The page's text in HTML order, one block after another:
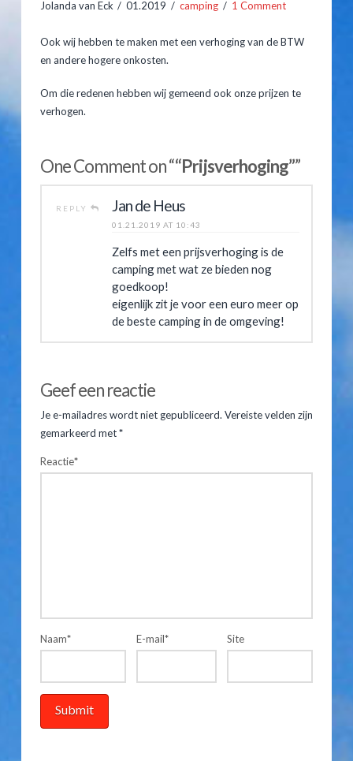
Inventaris
Prijslijst
Prijslijst
Gastenboek
Route & Contact
Jolanda van Eck 01.2019 camping 1 Comment
Ook wij hebben te maken met een verhoging van de BTW
en andere hogere onkosten.
Om die redenen hebben wij gemeend ook onze prijzen te
verhogen.
Eck
Prijsverhoging01.10.2019
One Comment on ““Prijsverhoging””
REPLY Jan de Heus
01.21.2019 AT 10:43
Zelfs met een prijsverhoging is de
camping met wat ze bieden nog
goedkoop!
eigenlijk zit je voor een euro meer op
de beste camping in de omgeving!
Geef een reactie
Je e-mailadres wordt niet gepubliceerd. Vereiste velden zijn
gemarkeerd met*
Reactie*
Naam* E-mail* Site